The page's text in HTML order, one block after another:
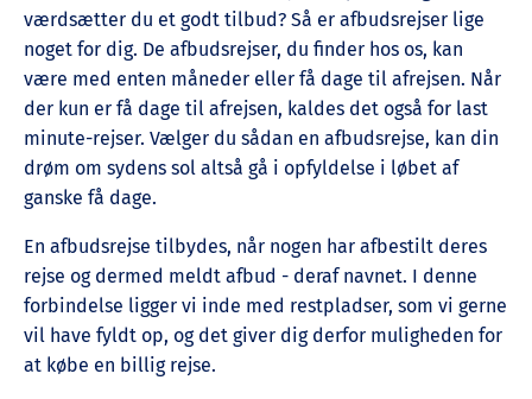
værdsætter du et godt tilbud? Så er afbudsrejser lige
noget for dig. De afbudsrejser, du finder hos os, kan
være med enten måneder eller få dage til afrejsen. Når
der kun er få dage til afrejsen, kaldes det også for last
minute-rejser. Vælger du sådan en afbudsrejse, kan din
drøm om sydens sol altså gå i opfyldelse i løbet af
ganske få dage.
En afbudsrejse tilbydes, når nogen har afbestilt deres
rejse og dermed meldt afbud - deraf navnet. I denne
forbindelse ligger vi inde med restpladser, som vi gerne
vil have fyldt op, og det giver dig derfor muligheden for
at købe en billig rejse.